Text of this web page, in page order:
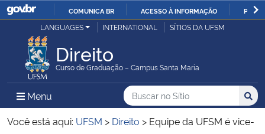
IR
COMUNICA BR ACESSO À INFORMAÇÃO
Ministério da Justiça e Segurança Pública
Ministério da Defesa
Ministério das Relações Exteriores
LANGUAGES INTERNATIONAL SÍTIOS DA UFSM
Direito
Curso de Graduação – Campus Santa Maria
Menu Menu Principal do Sítio
Busca
Buscar no no Sítio
Busca:
Você está aqui: UFSM > Direito > Equipe da UFSM é vice-